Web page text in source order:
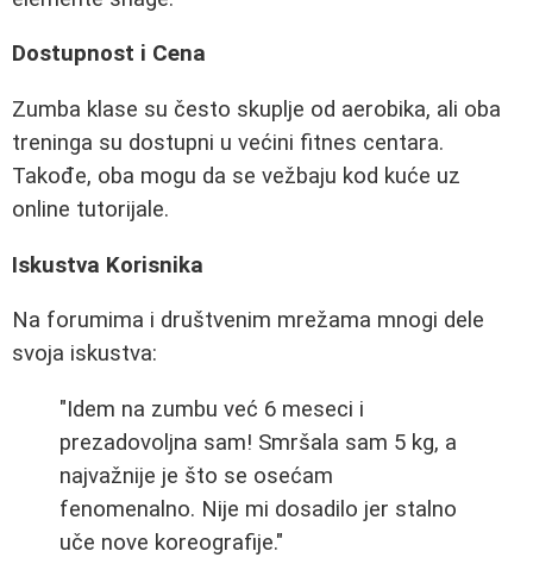
Dostupnost i Cena
Zumba klase su često skuplje od aerobika, ali oba
treninga su dostupni u većini fitnes centara.
Takođe, oba mogu da se vežbaju kod kuće uz
online tutorijale.
Iskustva Korisnika
Na forumima i društvenim mrežama mnogi dele
svoja iskustva:
"Idem na zumbu već 6 meseci i
prezadovoljna sam! Smršala sam 5 kg, a
najvažnije je što se osećam
fenomenalno. Nije mi dosadilo jer stalno
uče nove koreografije."